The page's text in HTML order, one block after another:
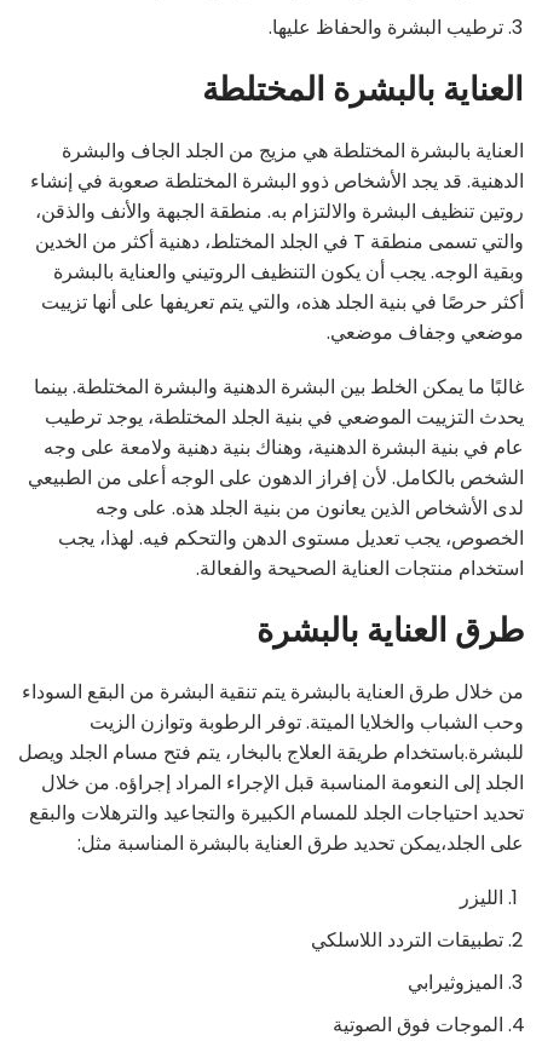
ترطيب البشرة والحفاظ عليها.
العناية بالبشرة المختلطة
العناية بالبشرة المختلطة هي مزيج من الجلد الجاف والبشرة
الدهنية. قد يجد الأشخاص ذوو البشرة المختلطة صعوبة في إنشاء
روتين تنظيف البشرة والالتزام به. منطقة الجبهة والأنف والذقن،
والتي تسمى منطقة T في الجلد المختلط، دهنية أكثر من الخدين
وبقية الوجه. يجب أن يكون التنظيف الروتيني والعناية بالبشرة
أكثر حرصًا في بنية الجلد هذه، والتي يتم تعريفها على أنها تزييت
موضعي وجفاف موضعي.
غالبًا ما يمكن الخلط بين البشرة الدهنية والبشرة المختلطة. بينما
يحدث التزييت الموضعي في بنية الجلد المختلطة، يوجد ترطيب
عام في بنية البشرة الدهنية، وهناك بنية دهنية ولامعة على وجه
الشخص بالكامل. لأن إفراز الدهون على الوجه أعلى من الطبيعي
لدى الأشخاص الذين يعانون من بنية الجلد هذه. على وجه
الخصوص، يجب تعديل مستوى الدهن والتحكم فيه. لهذا، يجب
استخدام منتجات العناية الصحيحة والفعالة.
طرق العناية بالبشرة
من خلال طرق العناية بالبشرة يتم تنقية البشرة من البقع السوداء
وحب الشباب والخلايا الميتة. توفر الرطوبة وتوازن الزيت
للبشرة.باستخدام طريقة العلاج بالبخار، يتم فتح مسام الجلد ويصل
الجلد إلى النعومة المناسبة قبل الإجراء المراد إجراؤه. من خلال
تحديد احتياجات الجلد للمسام الكبيرة والتجاعيد والترهلات والبقع
على الجلد،يمكن تحديد طرق العناية بالبشرة المناسبة مثل:
الليزر
تطبيقات التردد اللاسلكي
الميزوثيرابي
الموجات فوق الصوتية